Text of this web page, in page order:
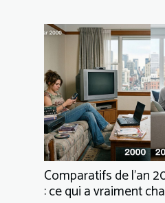
Comparatifs de l’an
: ce qui a vraiment